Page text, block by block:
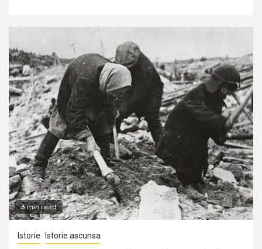
3 min read
Istorie Istorie ascunsa